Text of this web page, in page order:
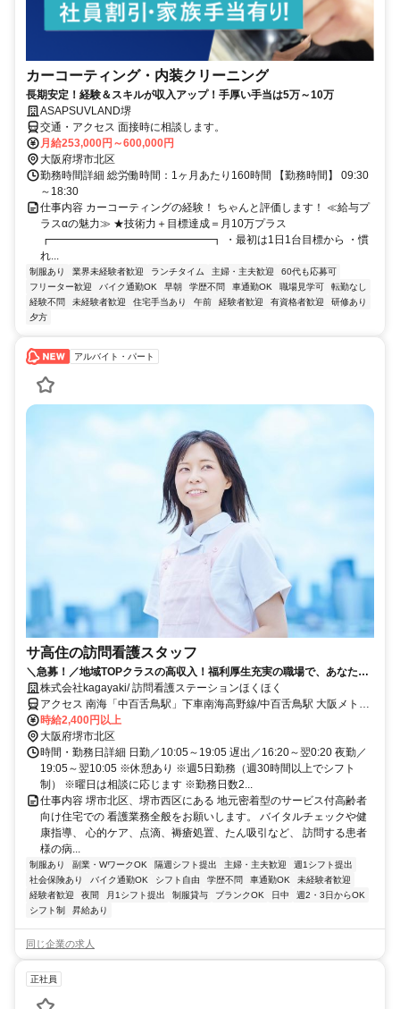
カーコーティング・内装クリーニング
長期安定！経験＆スキルが収入アップ！手厚い手当は5万～10万
ASAPSUVLAND堺
交通・アクセス 面接時に相談します。
月給253,000円～600,000円
大阪府堺市北区
勤務時間詳細 総労働時間：1ヶ月あたり160時間 【勤務時間】 09:30
～18:30
仕事内容 カーコーティングの経験！ ちゃんと評価します！ ≪給与プ
ラスαの魅力≫ ★技術力＋目標達成＝月10万プラス
┏━━━━━━━━━━━━━━━┓ ・最初は1日1台目標から ・慣
れ...
制服あり 業界未経験者歓迎 ランチタイム 主婦・主夫歓迎
60代も応募可
フリーター歓迎
バイク通勤OK 早朝 学歴不問 車通勤OK 職場見学可
転勤なし
経験不問
未経験者歓迎 住宅手当あり 午前 経験者歓迎 有資格者歓迎
研修あり
夕方
アルバイト・パート
サ高住の訪問看護スタッフ
＼急募！／地域TOPクラスの高収入！福利厚生充実の職場で、あなたの
スキルを正当評価！
株式会社kagayaki/ 訪問看護ステーションほくほく
アクセス 南海「中百舌鳥駅」下車南海高野線/中百舌鳥駅 大阪メトロ
御堂筋線/なかもず駅 JR阪和線/百舌鳥駅
時給2,400円以上
大阪府堺市北区
時間・勤務日詳細 日勤／10:05～19:05 遅出／16:20～翌0:20 夜勤／
19:05～翌10:05 ※休憩あり ※週5日勤務（週30時間以上でシフト
制） ※曜日は相談に応じます ※勤務日数2...
仕事内容 堺市北区、堺市西区にある 地元密着型のサービス付高齢者
向け住宅での 看護業務全般をお願いします。 バイタルチェックや健
康指導、 心的ケア、点滴、褥瘡処置、たん吸引など、 訪問する患者
様の病...
制服あり 副業・WワークOK 隔週シフト提出 主婦・主夫歓迎
週1シフト提出
社会保険あり
バイク通勤OK シフト自由 学歴不問 車通勤OK
未経験者歓迎
経験者歓迎
夜間 月1シフト提出 制服貸与 ブランクOK 日中
週2・3日からOK
シフト制
昇給あり
同じ企業の求人
正社員